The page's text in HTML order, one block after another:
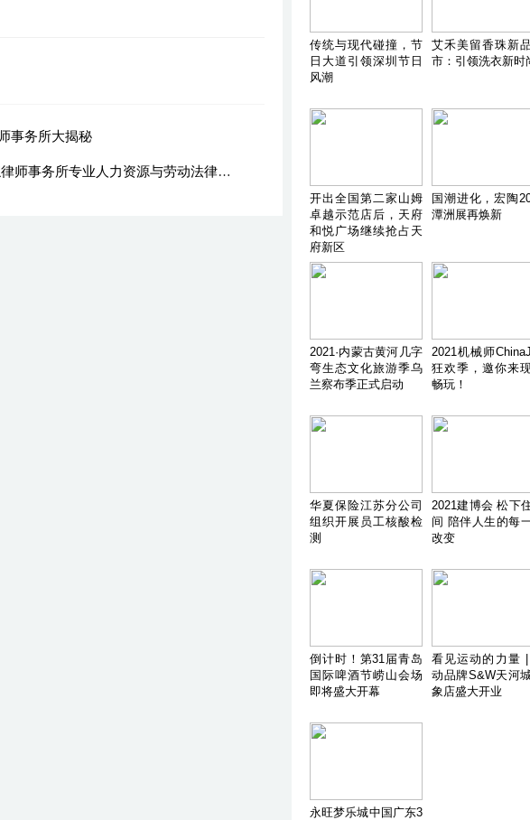
事务所大揭秘
劳动法律服务律所推荐 ——宗帜律师事务所专业人力资源与劳动法律服务简介
传统与现代碰撞，节
日大道引领深圳节日
风潮
艾禾美留香珠新
市：引领洗衣新时
开出全国第二家山姆
卓越示范店后，天府
和悦广场继续抢占天
府新区
国潮进化，宏陶
潭洲展再焕新
2021·内蒙古黄河几字
弯生态文化旅游季乌
兰察布季正式启动
2021机械师
狂欢季，邀你来
畅玩！
华夏保险江苏分公司
组织开展员工核酸检
测
2021建博会 松下
间 陪伴人生的每
改变
倒计时！第31届青岛
国际啤酒节崂山会场
即将盛大开幕
看见运动的力量
动品牌S&W天河
象店盛大开业
永旺梦乐城中国广东3